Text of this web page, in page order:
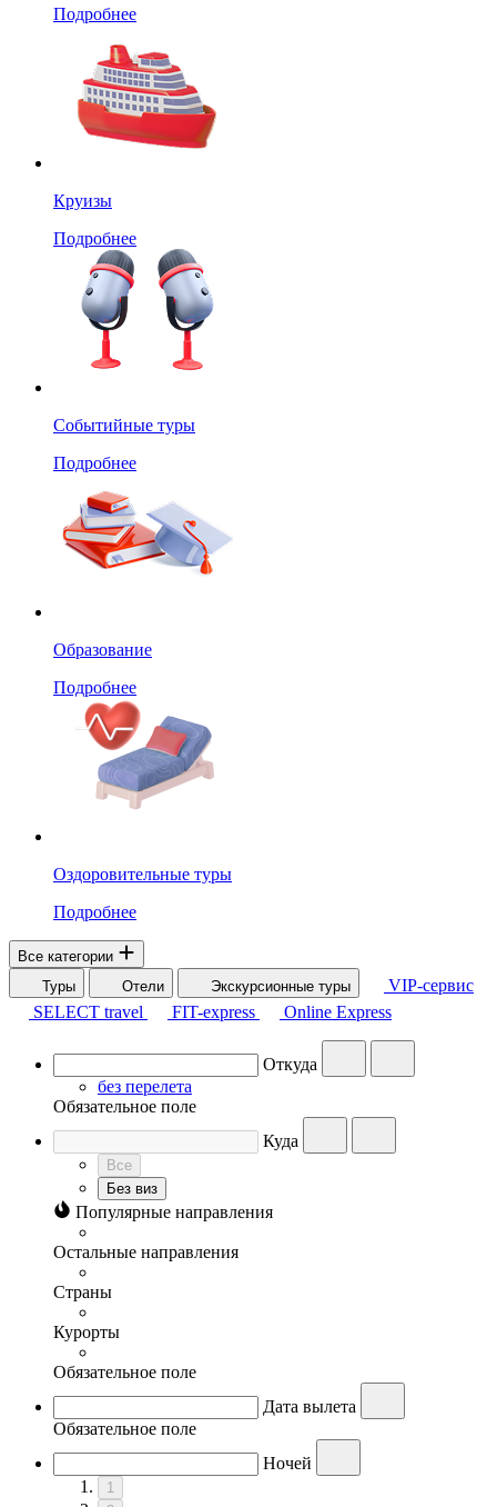
Подробнее
Круизы
Подробнее
Событийные туры
Подробнее
Образование
Подробнее
Оздоровительные туры
Подробнее
Все категории
Туры
Отели Экскурсионные туры
VIP-сервис
SELECT travel
FIT-express Online Express
Откуда
без перелета
Обязательное поле
Куда
Все
Без виз
Популярные направления
Остальные направления
Страны
Курорты
Обязательное поле
Дата вылета
Обязательное поле
Ночей
1